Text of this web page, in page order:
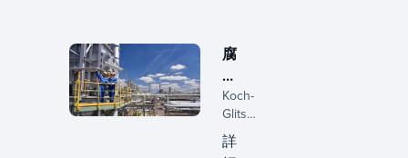
ル
離ソリ
ューシ
ョンを
提供
し、製
品の品
腐
食
性
化
学
Koch-
Glitsch
は、腐
食性化
詳